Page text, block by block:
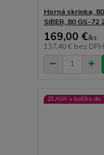
Horná skrinka,
SIBER, 80 GS-72
169,00 €/ks
137,40 € bez DPH
ZĽAVA v košíku do